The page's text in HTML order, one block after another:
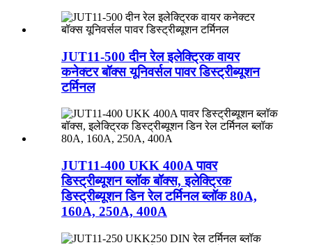
JUT11-500 दीन रेल इलेक्ट्रिक वायर
कनेक्टर बॉक्स यूनिवर्सल पावर डिस्ट्रीब्यूशन
टर्मिनल
JUT11-400 UKK 400A पावर
डिस्ट्रीब्यूशन ब्लॉक बॉक्स, इलेक्ट्रिक
डिस्ट्रीब्यूशन डिन रेल टर्मिनल ब्लॉक 80A,
160A, 250A, 400A